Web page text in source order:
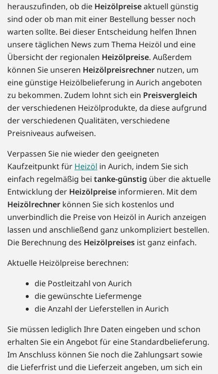
herauszufinden, ob die Heizölpreiseaktuell günstig
sind oder ob man mit einer Bestellung besser noch
warten sollte. Bei dieser Entscheidung helfen Ihnen
unsere täglichen News zum Thema Heizöl und eine
Übersicht der regionalen Heizölpreise. Außerdem
können Sie unseren Heizölpreisrechner nutzen, um
eine günstige Heizölbelieferung in Aurich angeboten
zu bekommen. Zudem lohnt sich ein Preisvergleich
der verschiedenen Heizölprodukte, da diese aufgrund
der verschiedenen Qualitäten, verschiedene
Preisniveaus aufweisen.
Verpassen Sie nie wieder den geeigneten
Kaufzeitpunkt für Heizöl in Aurich, indem Sie sich
einfach regelmäßig bei tanke-günstig über die aktuelle
Entwicklung der Heizölpreise informieren. Mit dem
Heizölrechner können Sie sich kostenlos und
unverbindlich die Preise von Heizöl in Aurich anzeigen
lassen und anschließend ganz unkompliziert bestellen.
Die Berechnung des Heizölpreises ist ganz einfach.
Aktuelle Heizölpreise berechnen:
die Postleitzahl von Aurich
die gewünschte Liefermenge
die Anzahl der Lieferstellen in Aurich
Sie müssen lediglich Ihre Daten eingeben und schon
erhalten Sie ein Angebot für eine Standardbelieferung.
Im Anschluss können Sie noch die Zahlungsart sowie
die Lieferfrist und die Lieferzeit angeben, um sich ein